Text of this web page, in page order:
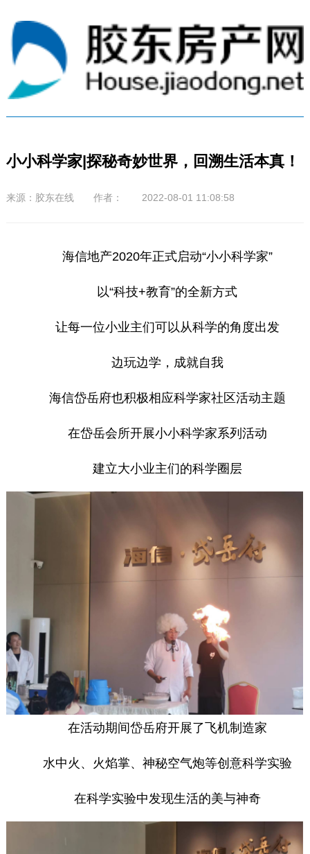
小小科学家|探秘奇妙世界，回溯生活本真！
来源：胶东在线 作者： 2022-08-01 11:08:58
海信地产2020年正式启动“小小科学家”
以“科技+教育”的全新方式
让每一位小业主们可以从科学的角度出发
边玩边学，成就自我
海信岱岳府也积极相应科学家社区活动主题
在岱岳会所开展小小科学家系列活动
建立大小业主们的科学圈层
在活动期间岱岳府开展了飞机制造家
水中火、火焰掌、神秘空气炮等创意科学实验
在科学实验中发现生活的美与神奇